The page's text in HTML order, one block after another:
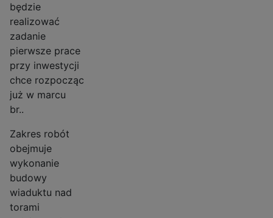
będzie
realizować
zadanie
pierwsze prace
przy inwestycji
chce rozpocząc
już w marcu
br..
Zakres robót
obejmuje
wykonanie
budowy
wiaduktu nad
torami